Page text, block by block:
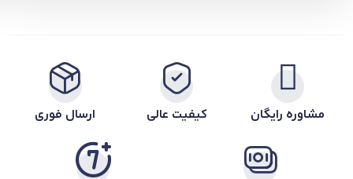
مشاوره رایگان کیفیت عالی ارسال فوری